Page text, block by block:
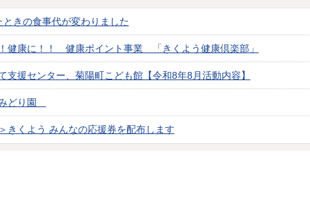
きの食事代が変わりました
健康に！！ 健康ポイント事業 「きくよう健康倶楽部」
支援センター、菊陽町こども館【令和8年8月活動内容】
どり園
きくよう みんなの応援券を配布します